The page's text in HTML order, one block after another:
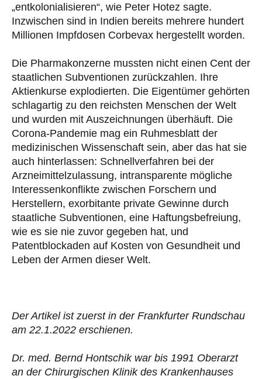
„entkolonialisieren“, wie Peter Hotez sagte.
Inzwischen sind in Indien bereits mehrere hundert
Millionen Impfdosen Corbevax hergestellt worden.
Die Pharmakonzerne mussten nicht einen Cent der
staatlichen Subventionen zurückzahlen. Ihre
Aktienkurse explodierten. Die Eigentümer gehörten
schlagartig zu den reichsten Menschen der Welt
und wurden mit Auszeichnungen überhäuft. Die
Corona-Pandemie mag ein Ruhmesblatt der
medizinischen Wissenschaft sein, aber das hat sie
auch hinterlassen: Schnellverfahren bei der
Arzneimittelzulassung, intransparente mögliche
Interessenkonflikte zwischen Forschern und
Herstellern, exorbitante private Gewinne durch
staatliche Subventionen, eine Haftungsbefreiung,
wie es sie nie zuvor gegeben hat, und
Patentblockaden auf Kosten von Gesundheit und
Leben der Armen dieser Welt.
Der Artikel ist zuerst in der Frankfurter Rundschau
am 22.1.2022 erschienen.
Dr. med. Bernd Hontschik war bis 1991 Oberarzt
an der Chirurgischen Klinik des Krankenhauses